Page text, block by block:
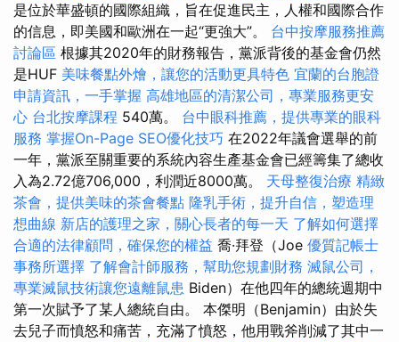
是位於華盛頓的國際組織，旨在促進民主，人權和國際合作
的信息，即美國和歐洲在一起“更強大”。 台中按摩服務推薦
討論區 根據其2020年的財務報告，黨派背後的基金會仍然
是HUF 美味餐點外燴，讓您的活動更具特色 宜蘭的台胞證
申請資訊，一手掌握 高雄地區的清潔公司，專業服務更安
心 台北按摩課程 540萬。 台中眼科推薦，提供專業的眼科
服務 掌握On-Page SEO優化技巧 在2022年議會選舉的前
一年，黨派至關重要的系統內容生產基金會已經籌集了總收
入為2.72億706,000，利潤近8000萬。 天母整復治療 精緻
茶會，提供美味的茶會餐點 隆乳手術，提升自信，塑造理
想曲線 新店的護理之家，關心長者的每一天 了解如何選擇
合適的法律顧問，確保您的權益 喬·拜登（Joe 優質記帳士
事務所選擇 了解會計師服務，幫助您規劃財務 滅鼠公司，
專業滅鼠技術讓您遠離鼠患 Biden）在他四年的總統週期中
第一次賦予了某人總統自由。 本傑明（Benjamin）由於失
去兒子而憤怒和痛苦，充滿了憤怒，他用戰斧削減了其中一